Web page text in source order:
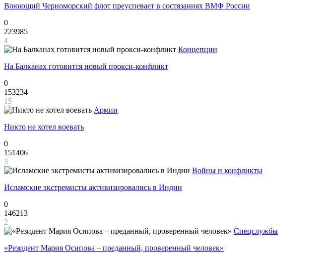
Воюющий Черноморский флот преуспевает в состязаниях ВМФ России
0
223985
4
Концепции
На Балканах готовится новый прокси-конфликт
0
153234
15
Армии
Никто не хотел воевать
0
151406
3
Войны и конфликты
Исламские экстремисты активизировались в Индии
0
146213
2
Спецслужбы
«Резидент Мария Осипова – преданный, проверенный человек»